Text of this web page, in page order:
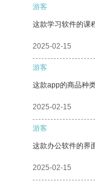
游客
这款学习软件的课
2025-02-15
游客
这款app的商品种
2025-02-15
游客
这款办公软件的界
2025-02-15